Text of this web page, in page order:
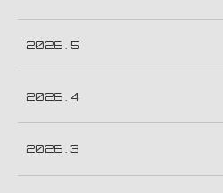
2026 . 5
2026 . 4
2026 . 3